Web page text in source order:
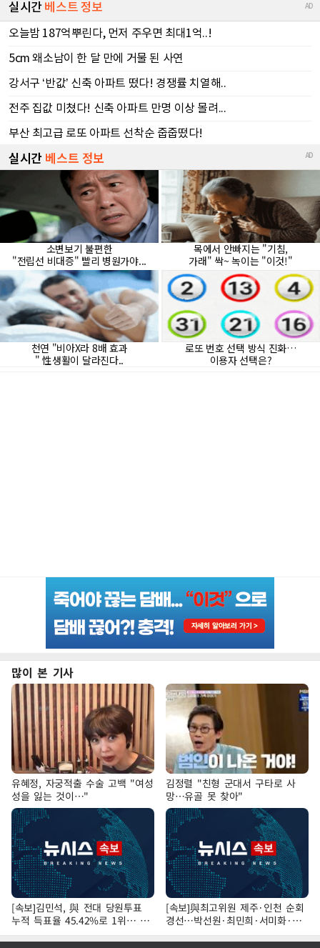
많이 본 기사
유혜정, 자궁적출 수술 고백 "여성
성을 잃는 것이…"
김정렬 "친형 군대서 구타로 사
망…유골 못 찾아"
[속보]김민석, 與 전대 당원투표
누적 득표율 45.42%로 1위… 정
청래 44.56%
[속보]與최고위원 제주·인천 순회
경선…박선원·최민희·서미화·한
민수·김용 순